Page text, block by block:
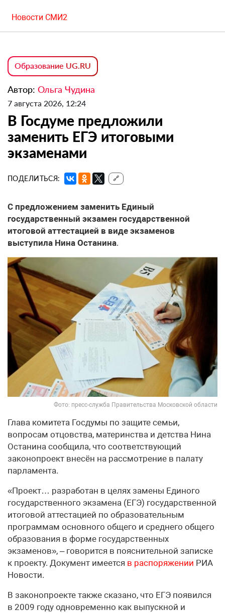
Новости СМИ2
Образование UG.RU
Автор: Ольга Чудина
7 августа 2026, 12:24
В Госдуме предложили
заменить ЕГЭ итоговыми
экзаменами
ПОДЕЛИТЬСЯ: 🔗
С предложением заменить Единый
государственный экзамен государственной
итоговой аттестацией в виде экзаменов
выступила Нина Останина.
Фото: пресс-служба Правительства Московской области
Глава комитета Госдумы по защите семьи,
вопросам отцовства, материнства и детства Нина
Останина сообщила, что соответствующий
законопроект внесён на рассмотрение в палату
парламента.
«Проект… разработан в целях замены Единого
государственного экзамена (ЕГЭ) государственной
итоговой аттестацией по образовательным
программам основного общего и среднего общего
образования в форме государственных
экзаменов», – говорится в пояснительной записке
к проекту. Документ имеется в распоряжении РИА
Новости.
В законопроекте также сказано, что ЕГЭ появился
в 2009 году одновременно как выпускной и